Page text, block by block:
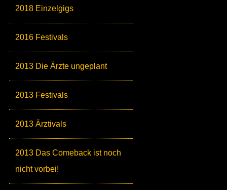
2018 Einzelgigs
2016 Festivals
2013 Die Ärzte ungeplant
2013 Festivals
2013 Ärztivals
2013 Das Comeback ist noch
nicht vorbei!